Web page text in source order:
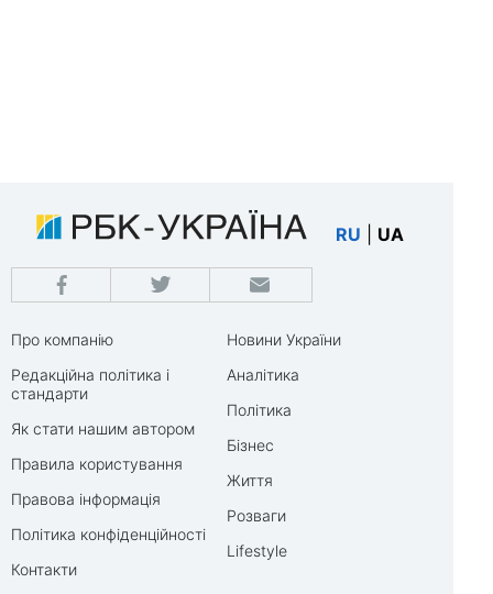
RU UA
Про компанію
Редакційна політика і
стандарти
Як стати нашим автором
Правила користування
Правова інформація
Політика конфіденційності
Контакти
Новини України
Аналітика
Політика
Бізнес
Життя
Розваги
Lifestyle